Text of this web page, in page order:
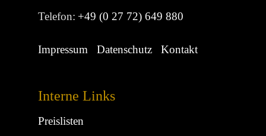
Interne Links
Preislisten
Telefon: +49 (0 27 72) 649 880
Impressum Datenschutz Kontakt